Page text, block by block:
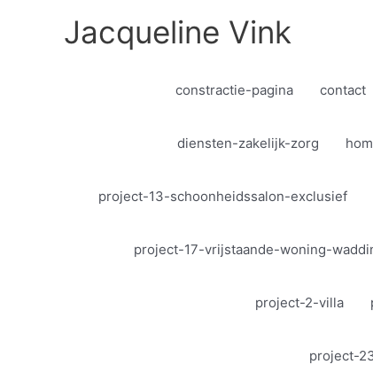
Jacqueline Vink
constractie-pagina contact
diensten-zakelijk-zorg
project-13-schoonheidssalon-exclusief
project-17-vrijstaande-woning-
project-2-villa
project-